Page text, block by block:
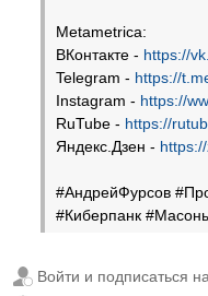
Metametrica:
ВКонтакте - https://
Telegram - https://
Instagram - https://
RuTube - https://
Яндекс.Дзен -
#АндрейФурсов
#Киберпанк
Войти и подписаться